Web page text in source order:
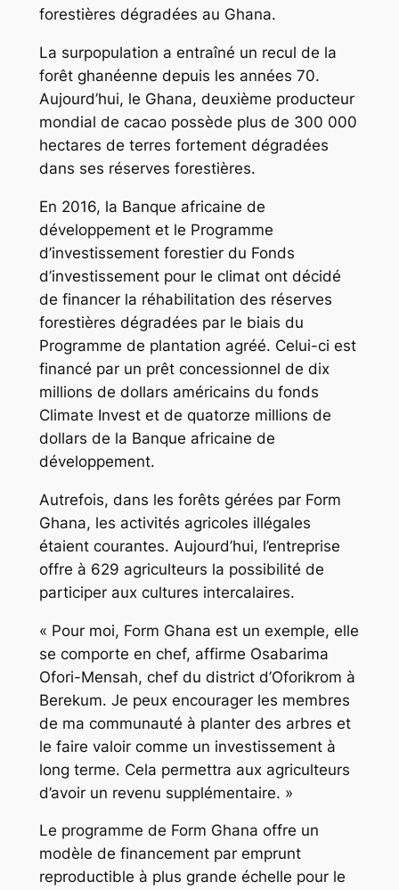
forestières dégradées au Ghana.
La surpopulation a entraîné un recul de la
forêt ghanéenne depuis les années 70.
Aujourd’hui, le Ghana, deuxième producteur
mondial de cacao possède plus de 300 000
hectares de terres fortement dégradées
dans ses réserves forestières.
En 2016, la Banque africaine de
développement et le Programme
d’investissement forestier du Fonds
d’investissement pour le climat ont décidé
de financer la réhabilitation des réserves
forestières dégradées par le biais du
Programme de plantation agréé. Celui-ci est
financé par un prêt concessionnel de dix
millions de dollars américains du fonds
Climate Invest et de quatorze millions de
dollars de la Banque africaine de
développement.
Autrefois, dans les forêts gérées par Form
Ghana, les activités agricoles illégales
étaient courantes. Aujourd’hui, l’entreprise
offre à 629 agriculteurs la possibilité de
participer aux cultures intercalaires.
« Pour moi, Form Ghana est un exemple, elle
se comporte en chef, affirme Osabarima
Ofori-Mensah, chef du district d’Oforikrom à
Berekum. Je peux encourager les membres
de ma communauté à planter des arbres et
le faire valoir comme un investissement à
long terme. Cela permettra aux agriculteurs
d’avoir un revenu supplémentaire. »
Le programme de Form Ghana offre un
modèle de financement par emprunt
reproductible à plus grande échelle pour le